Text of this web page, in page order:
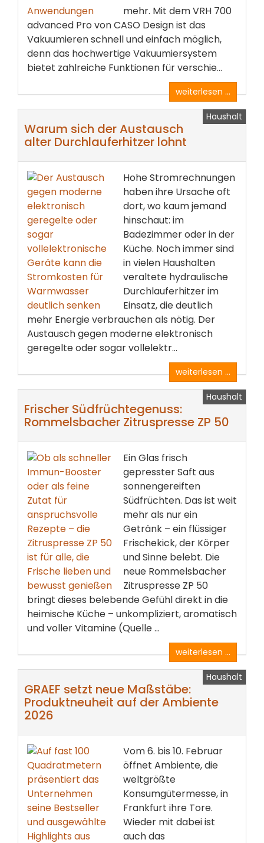
mehr. Mit dem VRH 700
advanced Pro von CASO Design ist das
Vakuumieren schnell und einfach möglich,
denn das hochwertige Vakuumiersystem
bietet zahlreiche Funktionen für verschie...
weiterlesen ...
Haushalt
Warum sich der Austausch
alter Durchlauferhitzer lohnt
Hohe Stromrechnungen
haben ihre Ursache oft
dort, wo kaum jemand
hinschaut: im
Badezimmer oder in der
Küche. Noch immer sind
in vielen Haushalten
veraltete hydraulische
Durchlauferhitzer im
Einsatz, die deutlich
mehr Energie verbrauchen als nötig. Der
Austausch gegen moderne elektronisch
geregelte oder sogar vollelektr...
weiterlesen ...
Haushalt
Frischer Südfrüchtegenuss:
Rommelsbacher Zitruspresse ZP 50
Ein Glas frisch
gepresster Saft aus
sonnengereiften
Südfrüchten. Das ist weit
mehr als nur ein
Getränk – ein flüssiger
Frischekick, der Körper
und Sinne belebt. Die
neue Rommelsbacher
Zitruspresse ZP 50
bringt dieses belebende Gefühl direkt in die
heimische Küche – unkompliziert, aromatisch
und voller Vitamine (Quelle ...
weiterlesen ...
Haushalt
GRAEF setzt neue Maßstäbe:
Produktneuheit auf der Ambiente
2026
Vom 6. bis 10. Februar
öffnet Ambiente, die
weltgrößte
Konsumgütermesse, in
Frankfurt ihre Tore.
Wieder mit dabei ist
auch das